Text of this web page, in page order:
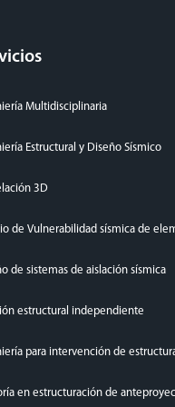
Multidisciplinaria
Estructural y Diseño Sísmico
3D
de Vulnerabilidad sísmica de
de sistemas de aislación sísmica
estructural independiente
para intervención de
en estructuración de